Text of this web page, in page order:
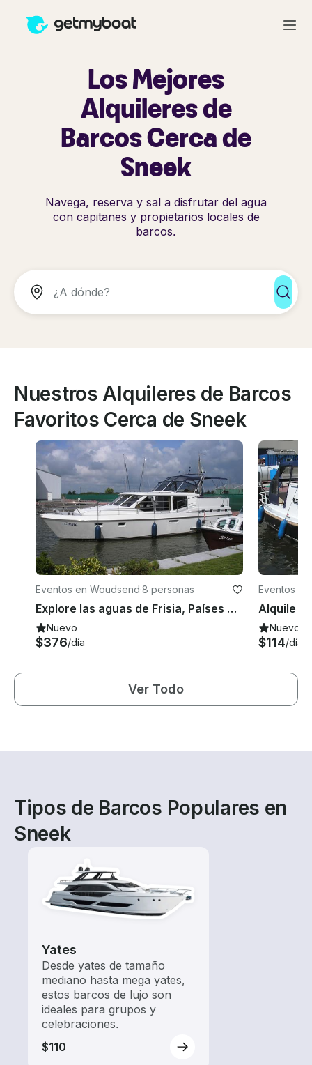
Los Mejores
Alquileres de
Barcos Cerca de
Sneek
Navega, reserva y sal a disfrutar del agua
con capitanes y propietarios locales de
barcos.
Nuestros Alquileres de Barcos
Favoritos Cerca de Sneek
Eventos en Woudsend·8 personas
Explore las aguas de Frisia, Países Bajos, en un yate a motor de 46 pies desde Hibo
Nuevo
$376/día
Eventos
Nuevo
$114/día
Ver Todo
Tipos de Barcos Populares en
Sneek
Yates
Desde yates de tamaño
mediano hasta mega yates,
estos barcos de lujo son
ideales para grupos y
celebraciones.
$110